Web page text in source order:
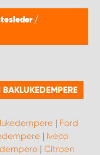
/
| Ford
| Iveco
| Citroen